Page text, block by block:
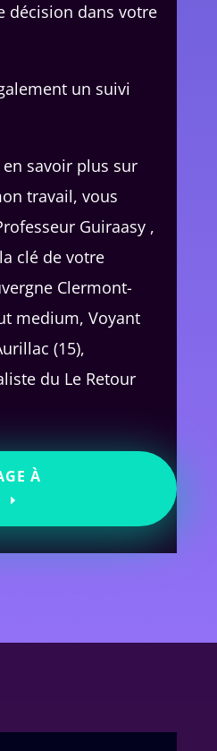
décision dans votre
un suivi
savoir plus sur
travail, vous
Guiraasy ,
clé de votre
Clermont-
medium, Voyant
(15),
du Le Retour
À